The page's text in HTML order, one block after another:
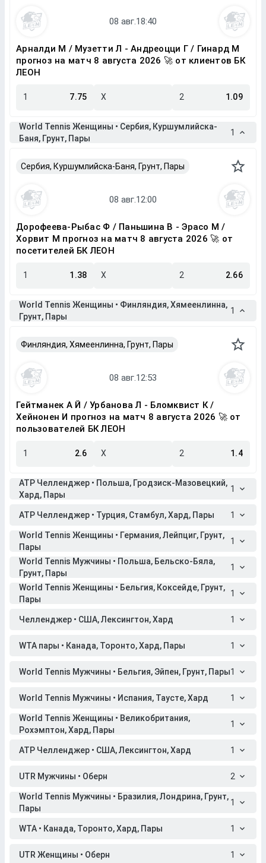
Арналди М / Музетти Л - Андреоцци Г / Гинард М
прогноз на матч 8 августа 2026 🚀 от клиентов БК
ЛЕОН
1 7.75 X 2 1.09
World Tennis Женщины • Сербия, Куршумлийска-
Баня, Грунт, Пары
1
Сербия, Куршумлийска-Баня, Грунт, Пары
Дорофеева-Рыбас Ф / Паньшина В - Эрасо М /
Хорвит М прогноз на матч 8 августа 2026 🚀 от
посетителей БК ЛЕОН
1 1.38 X 2 2.66
World Tennis Женщины • Финляндия, Хямеенлинна,
Грунт, Пары
1
Финляндия, Хямеенлинна, Грунт, Пары
Гейтманек А Й / Урбанова Л - Бломквист К /
Хейнонен И прогноз на матч 8 августа 2026 🚀 от
пользователей БК ЛЕОН
1 2.6 X 2 1.4
ATP Челленджер • Польша, Гродзиск-Мазовецкий,
Хард, Пары
1
ATP Челленджер • Турция, Стамбул, Хард, Пары 1
World Tennis Женщины • Германия, Лейпциг, Грунт,
Пары
1
World Tennis Мужчины • Польша, Бельско-Бяла,
Грунт, Пары
1
World Tennis Женщины • Бельгия, Коксейде, Грунт,
Пары
1
Челленджер • США, Лексингтон, Хард 1
WTA пары • Канада, Торонто, Хард, Пары 1
World Tennis Мужчины • Бельгия, Эйпен, Грунт, Пары1
World Tennis Мужчины • Испания, Таусте, Хард 1
World Tennis Женщины • Великобритания,
Рохэмптон, Хард, Пары
1
ATP Челленджер • США, Лексингтон, Хард 1
UTR Мужчины • Оберн 2
World Tennis Мужчины • Бразилия, Лондрина, Грунт,
Пары
1
WTA • Канада, Торонто, Хард, Пары 1
UTR Женщины • Оберн 1